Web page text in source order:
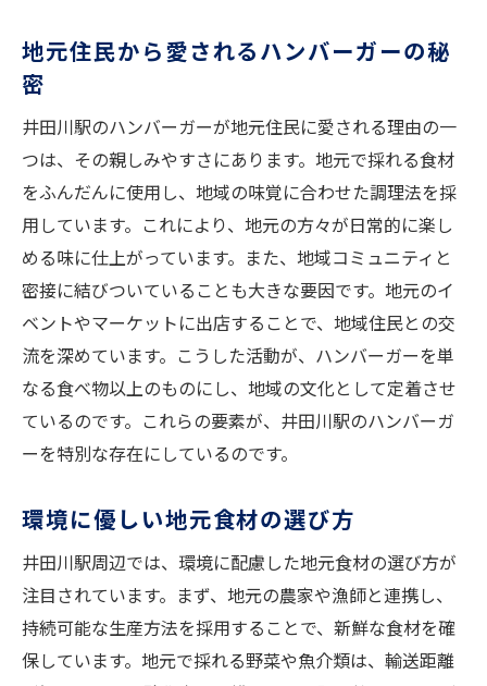
特製ソースがもたらす新しい味覚
地域色豊かなハンバーガーの魅力
特製ハンバーガーで味わう季節の味
地元の伝統を味わう特製ハンバーガー
こだわりの味がここに！井田川駅のハンバーガ
ーの魅力を解明
こだわり抜いた食材選びの秘密
井田川駅の特製ハンバーガーが持つ独自性
絶品ハンバーガーの誕生秘話
調理工程で光るシェフのこだわり
食べる人を唸らせる味の秘密
絶品の理由はこれだ！井田川駅のハンバーガー
を徹底解剖
徹底した食材の選定が生む美味しさ
井田川駅のハンバーガーが持つ特別な魅力
一度食べると忘れられないその味
地元住民から愛されるハンバーガーの秘
密
井田川駅のハンバーガーが地元住民に愛される理由の一
つは、その親しみやすさにあります。地元で採れる食材
をふんだんに使用し、地域の味覚に合わせた調理法を採
用しています。これにより、地元の方々が日常的に楽し
める味に仕上がっています。また、地域コミュニティと
密接に結びついていることも大きな要因です。地元のイ
ベントやマーケットに出店することで、地域住民との交
流を深めています。こうした活動が、ハンバーガーを単
なる食べ物以上のものにし、地域の文化として定着させ
ているのです。これらの要素が、井田川駅のハンバーガ
ーを特別な存在にしているのです。
環境に優しい地元食材の選び方
井田川駅周辺では、環境に配慮した地元食材の選び方が
注目されています。まず、地元の農家や漁師と連携し、
持続可能な生産方法を採用することで、新鮮な食材を確
保しています。地元で採れる野菜や魚介類は、輸送距離